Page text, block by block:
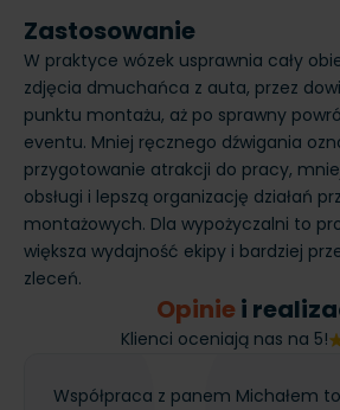
Zastosowanie
W praktyce wózek usprawnia cały
zdjęcia dmuchańca z auta, przez
punktu montażu, aż po sprawny
eventu. Mniej ręcznego dźwigania
przygotowanie atrakcji do pracy,
obsługi i lepszą organizację działań
montażowych. Dla wypożyczalni to
większa wydajność ekipy i bardziej
zleceń.
Opiniei
Klienci oceniają nas na 5!
Współpraca z panem Michałem